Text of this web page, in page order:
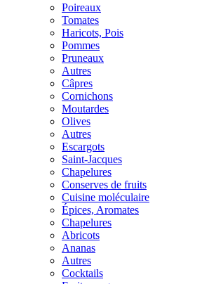
Poireaux
Tomates
Haricots, Pois
Pommes
Pruneaux
Autres
Câpres
Cornichons
Moutardes
Olives
Autres
Escargots
Saint-Jacques
Chapelures
Conserves de fruits
Cuisine moléculaire
Épices, Aromates
Chapelures
Abricots
Ananas
Autres
Cocktails